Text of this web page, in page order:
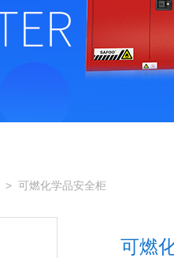
> 可燃化学品安全柜
可燃